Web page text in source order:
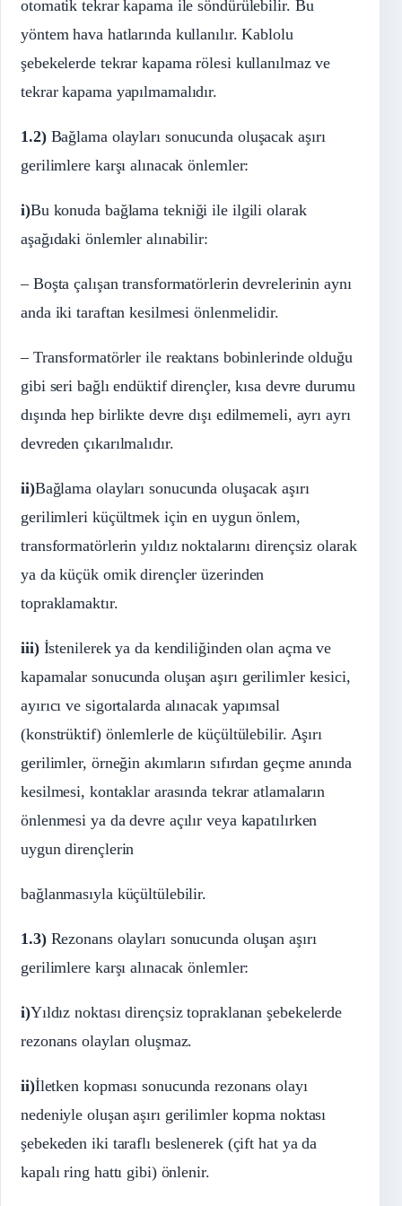
otomatik tekrar kapama ile söndürülebilir. Bu
yöntem hava hatlarında kullanılır. Kablolu
şebekelerde tekrar kapama rölesi kullanılmaz ve
tekrar kapama yapılmamalıdır.
1.2)Bağlama olayları sonucunda oluşacak aşırı
gerilimlere karşı alınacak önlemler:
i)Bu konuda bağlama tekniği ile ilgili olarak
aşağıdaki önlemler alınabilir:
– Boşta çalışan transformatörlerin devrelerinin aynı
anda iki taraftan kesilmesi önlenmelidir.
– Transformatörler ile reaktans bobinlerinde olduğu
gibi seri bağlı endüktif dirençler, kısa devre durumu
dışında hep birlikte devre dışı edilmemeli, ayrı ayrı
devreden çıkarılmalıdır.
ii)Bağlama olayları sonucunda oluşacak aşırı
gerilimleri küçültmek için en uygun önlem,
transformatörlerin yıldız noktalarını dirençsiz olarak
ya da küçük omik dirençler üzerinden
topraklamaktır.
iii)İstenilerek ya da kendiliğinden olan açma ve
kapamalar sonucunda oluşan aşırı gerilimler kesici,
ayırıcı ve sigortalarda alınacak yapımsal
(konstrüktif) önlemlerle de küçültülebilir. Aşırı
gerilimler, örneğin akımların sıfırdan geçme anında
kesilmesi, kontaklar arasında tekrar atlamaların
önlenmesi ya da devre açılır veya kapatılırken
uygun dirençlerin
bağlanmasıyla küçültülebilir.
1.3)Rezonans olayları sonucunda oluşan aşırı
gerilimlere karşı alınacak önlemler:
i)Yıldız noktası dirençsiz topraklanan şebekelerde
rezonans olayları oluşmaz.
ii)İletken kopması sonucunda rezonans olayı
nedeniyle oluşan aşırı gerilimler kopma noktası
şebekeden iki taraflı beslenerek (çift hat ya da
kapalı ring hattı gibi) önlenir.